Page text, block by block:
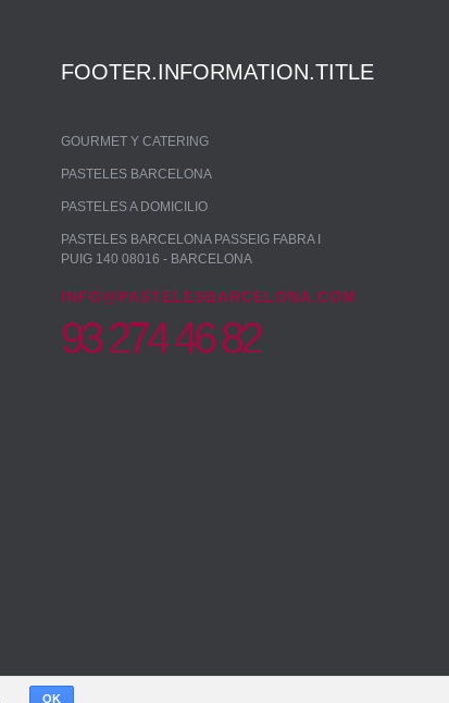
OK
FOOTER.INFORMATION.TITLE
GOURMET Y CATERING
PASTELES BARCELONA
PASTELES A DOMICILIO
PASTELES BARCELONA PASSEIG FABRA I
PUIG 140 08016 - BARCELONA
INFO@PASTELESBARCELONA.COM
93 274 46 82